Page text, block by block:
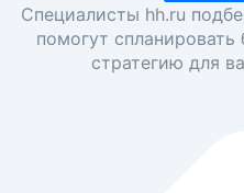
Специалисты hh.ru
помогут
стратегию для